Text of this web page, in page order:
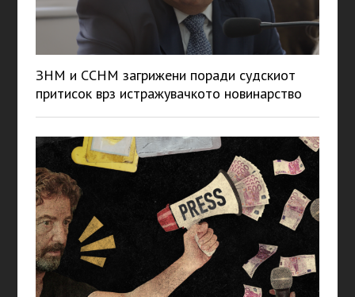
ЗНМ и ССНМ загрижени поради судскиот
притисок врз истражувачкото новинарство